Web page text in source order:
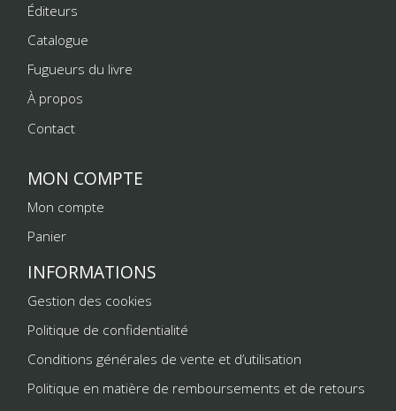
Éditeurs
Catalogue
Fugueurs du livre
À propos
Contact
MON COMPTE
Mon compte
Panier
INFORMATIONS
Gestion des cookies
Politique de confidentialité
Conditions générales de vente et d’utilisation
Politique en matière de remboursements et de retours